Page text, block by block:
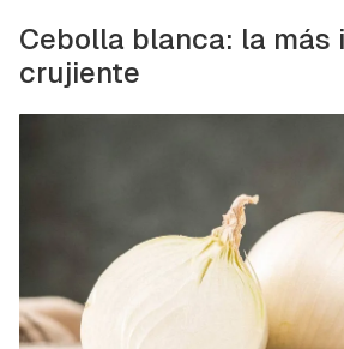
Cebolla blanca: la más
crujiente